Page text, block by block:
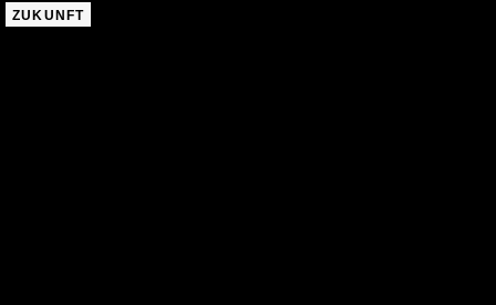
ZUKUNFT